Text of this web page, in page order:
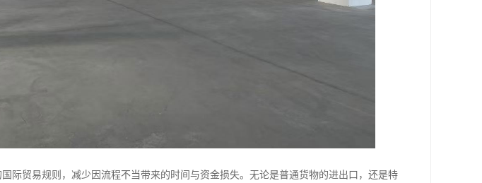
际贸易规则，减少因流程不当带来的时间与资金损失。无论是普通货物的进出口，还是特